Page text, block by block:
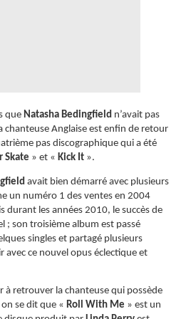
que Natasha Bedingfield n’avait pas
chanteuse Anglaise est enfin de retour
pas discographique qui a été
Skate » et « Kick It ».
avait bien démarré avec plusieurs
un numéro 1 des ventes en 2004
durant les années 2010, le succès de
; son troisième album est passé
singles et partagé plusieurs
avec ce nouvel opus éclectique et
à retrouver la chanteuse qui possède
se dit que « Roll With Me » est un